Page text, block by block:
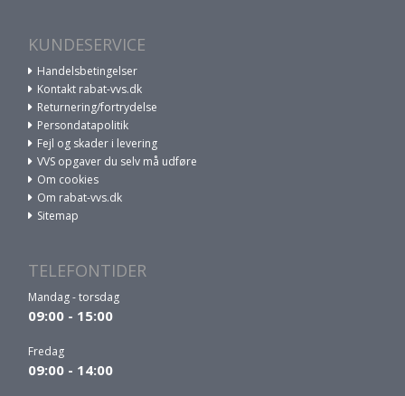
KUNDESERVICE
Handelsbetingelser
Kontakt rabat-vvs.dk
Returnering/fortrydelse
Persondatapolitik
Fejl og skader i levering
VVS opgaver du selv må udføre
Om cookies
Om rabat-vvs.dk
Sitemap
TELEFONTIDER
Mandag - torsdag
09:00 - 15:00
Fredag
09:00 - 14:00